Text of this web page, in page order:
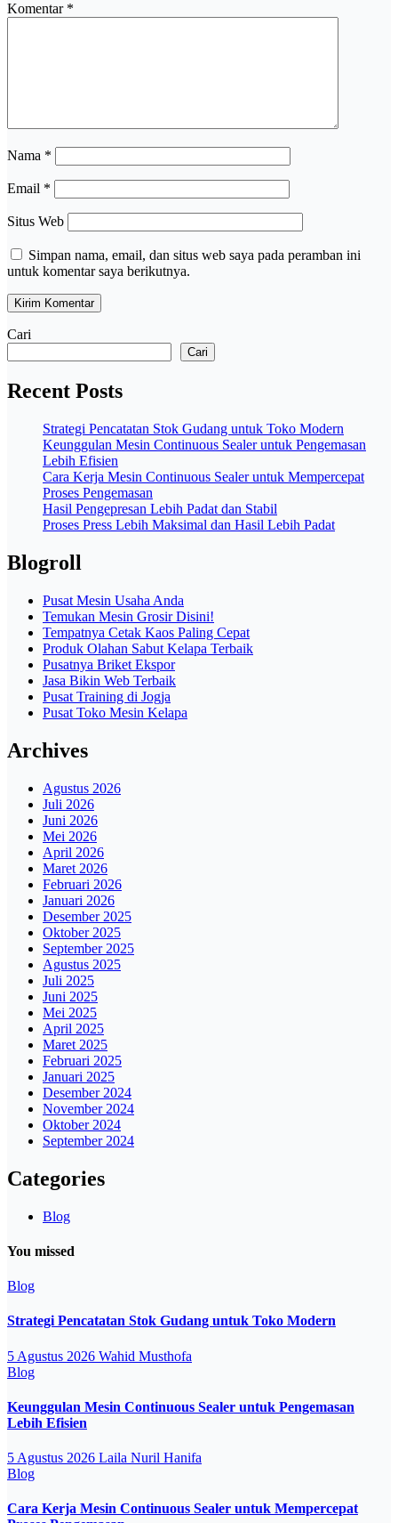
Komentar *
Nama *
Email *
Situs Web
Simpan nama, email, dan situs web saya pada peramban ini
untuk komentar saya berikutnya.
Cari
Cari
Recent Posts
Strategi Pencatatan Stok Gudang untuk Toko Modern
Keunggulan Mesin Continuous Sealer untuk Pengemasan
Lebih Efisien
Cara Kerja Mesin Continuous Sealer untuk Mempercepat
Proses Pengemasan
Hasil Pengepresan Lebih Padat dan Stabil
Proses Press Lebih Maksimal dan Hasil Lebih Padat
Blogroll
Pusat Mesin Usaha Anda
Temukan Mesin Grosir Disini!
Tempatnya Cetak Kaos Paling Cepat
Produk Olahan Sabut Kelapa Terbaik
Pusatnya Briket Ekspor
Jasa Bikin Web Terbaik
Pusat Training di Jogja
Pusat Toko Mesin Kelapa
Archives
Agustus 2026
Juli 2026
Juni 2026
Mei 2026
April 2026
Maret 2026
Februari 2026
Januari 2026
Desember 2025
Oktober 2025
September 2025
Agustus 2025
Juli 2025
Juni 2025
Mei 2025
April 2025
Maret 2025
Februari 2025
Januari 2025
Desember 2024
November 2024
Oktober 2024
September 2024
Categories
Blog
You missed
Blog
Strategi Pencatatan Stok Gudang untuk Toko Modern
5 Agustus 2026 Wahid Musthofa
Blog
Keunggulan Mesin Continuous Sealer untuk Pengemasan
Lebih Efisien
5 Agustus 2026 Laila Nuril Hanifa
Blog
Cara Kerja Mesin Continuous Sealer untuk Mempercepat